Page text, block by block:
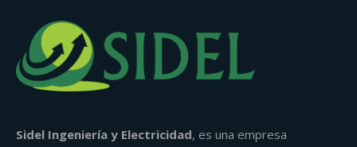
Sidel Ingeniería y Electricidad, es una empresa